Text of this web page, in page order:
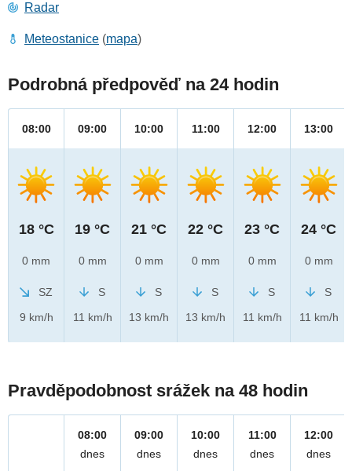
Radar
Meteostanice (mapa)
Podrobná předpověď na 24 hodin
08:00
18 °C
0 mm
SZ
9 km/h
09:00
19 °C
0 mm
S
11 km/h
10:00
21 °C
0 mm
S
13 km/h
11:00
22 °C
0 mm
S
13 km/h
12:00
23 °C
0 mm
S
11 km/h
13:00
24 °C
0 mm
S
11 km/h
Pravděpodobnost srážek na 48 hodin
08:00
dnes
09:00
dnes
10:00
dnes
11:00
dnes
12:00
dnes